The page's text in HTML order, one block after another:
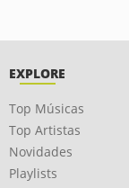
EXPLORE
Top Músicas
Top Artistas
Novidades
Playlists